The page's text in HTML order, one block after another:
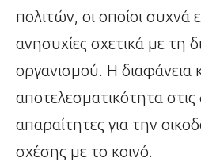
πολιτών, οι οποίοι συχνά
ανησυχίες σχετικά με τη
οργανισμού. Η διαφάνεια
αποτελεσματικότητα στις
απαραίτητες για την
σχέσης με το κοινό.